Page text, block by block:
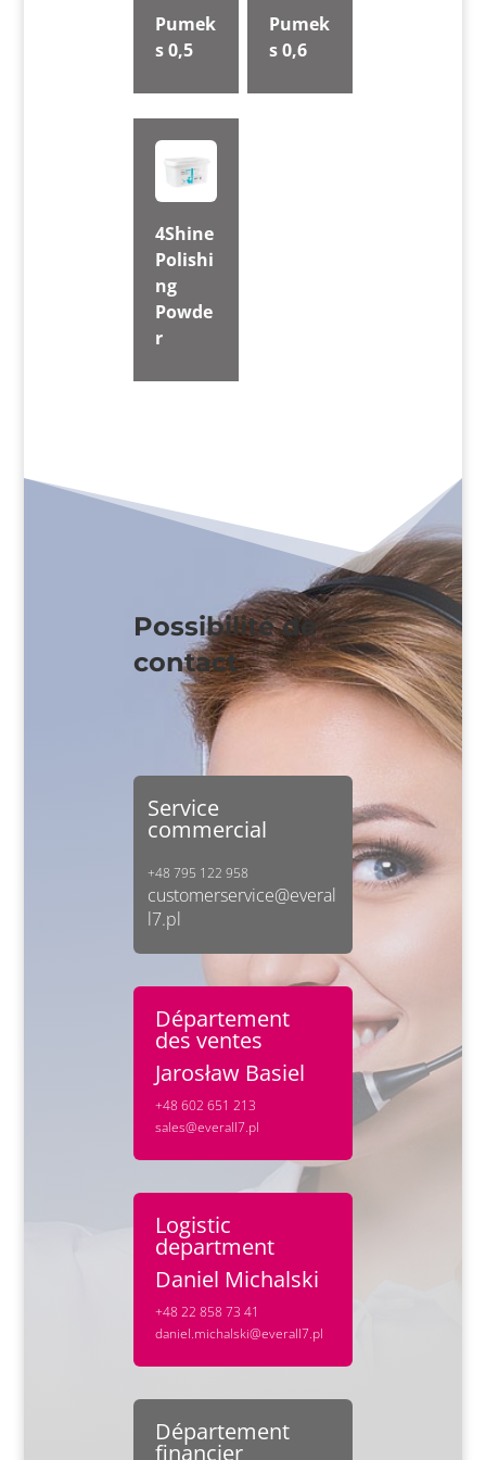
Pumek
s 0,5
Pumek
s 0,6
4Shine
Polishi
ng
Powde
r
Possibilité de
contact
Service
commercial
+48 795 122 958
customerservice@everal
l7.pl
Département
des ventes
Jarosław Basiel
+48 602 651 213
sales@everall7.pl
Logistic
department
Daniel Michalski
+48 22 858 73 41
daniel.michalski@everall7.pl
Département
financier